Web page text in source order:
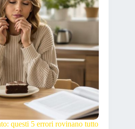
questi 5 errori rovinano tutto